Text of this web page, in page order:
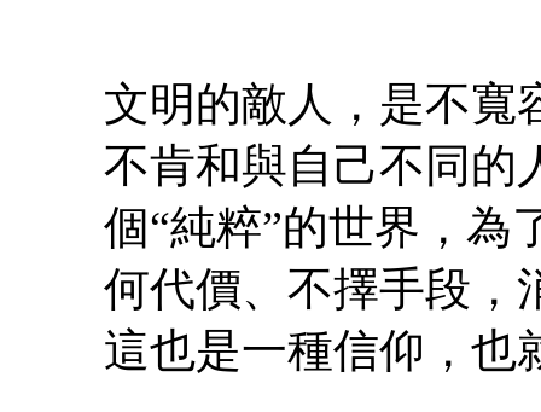
文明的敵人，是不寬
不肯和與自己不同的
個“純粹”的世界，為
何代價、不擇手段，
這也是一種信仰，也